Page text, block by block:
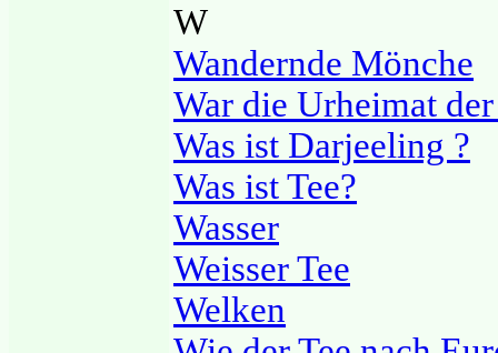
W
Wandernde Mönche
War die Urheimat
Was ist Darjeeling ?
Was ist Tee?
Wasser
Weisser Tee
Welken